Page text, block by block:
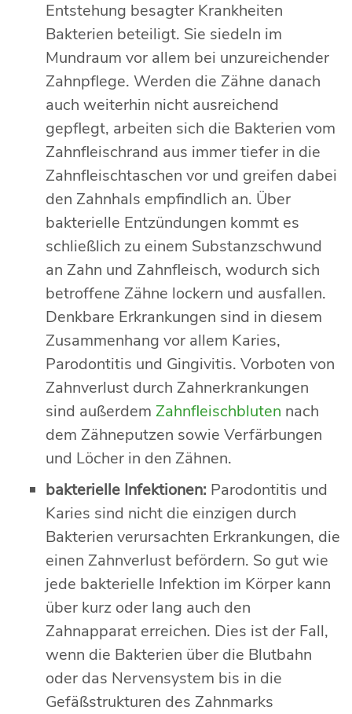
Entstehung besagter Krankheiten
Bakterien beteiligt. Sie siedeln im
Mundraum vor allem bei unzureichender
Zahnpflege. Werden die Zähne danach
auch weiterhin nicht ausreichend
gepflegt, arbeiten sich die Bakterien vom
Zahnfleischrand aus immer tiefer in die
Zahnfleischtaschen vor und greifen dabei
den Zahnhals empfindlich an. Über
bakterielle Entzündungen kommt es
schließlich zu einem Substanzschwund
an Zahn und Zahnfleisch, wodurch sich
betroffene Zähne lockern und ausfallen.
Denkbare Erkrankungen sind in diesem
Zusammenhang vor allem Karies,
Parodontitis und Gingivitis. Vorboten von
Zahnverlust durch Zahnerkrankungen
sind außerdem Zahnfleischbluten nach
dem Zähneputzen sowie Verfärbungen
und Löcher in den Zähnen.
bakterielle Infektionen: Parodontitis und
Karies sind nicht die einzigen durch
Bakterien verursachten Erkrankungen, die
einen Zahnverlust befördern. So gut wie
jede bakterielle Infektion im Körper kann
über kurz oder lang auch den
Zahnapparat erreichen. Dies ist der Fall,
wenn die Bakterien über die Blutbahn
oder das Nervensystem bis in die
Gefäßstrukturen des Zahnmarks